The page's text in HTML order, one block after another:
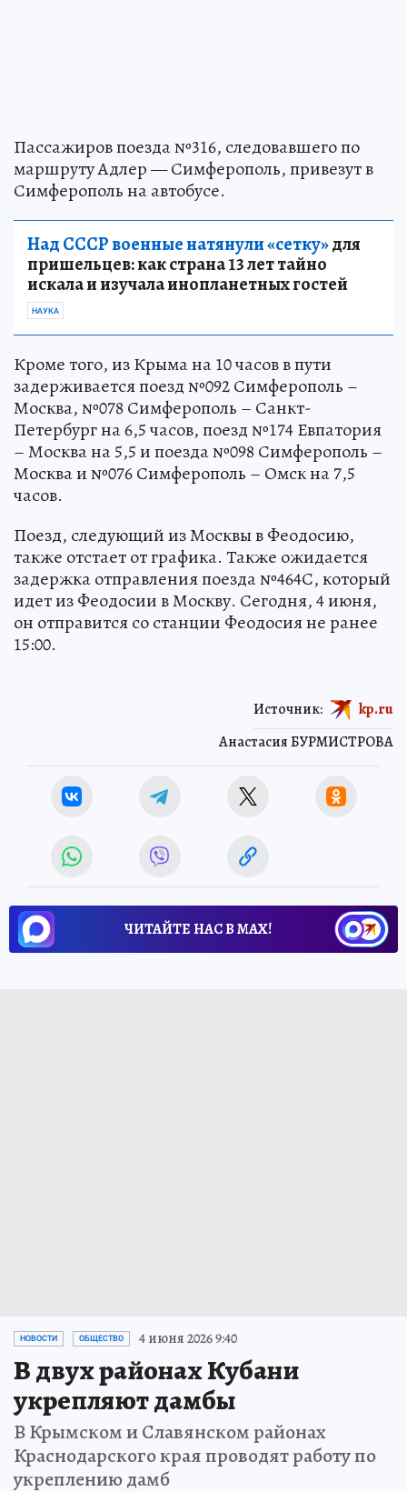
Пассажиров поезда №316, следовавшего по
маршруту Адлер — Симферополь, привезут в
Симферополь на автобусе.
Над СССР военные натянули «сетку»для
пришельцев: как страна 13 лет тайно
искала и изучала инопланетных гостей
НАУКА
Кроме того, из Крыма на 10 часов в пути
задерживается поезд №092 Симферополь –
Москва, №078 Симферополь – Санкт-
Петербург на 6,5 часов, поезд №174 Евпатория
– Москва на 5,5 и поезда №098 Симферополь –
Москва и №076 Симферополь – Омск на 7,5
часов.
Поезд, следующий из Москвы в Феодосию,
также отстает от графика. Также ожидается
задержка отправления поезда №464С, который
идет из Феодосии в Москву. Сегодня, 4 июня,
он отправится со станции Феодосия не ранее
15:00.
Анастасия БУРМИСТРОВА
Источник: kp.ru
ЧИТАЙТЕ НАС В МАХ!
НОВОСТИ ОБЩЕСТВО 4 июня 2026 9:40
В двух районах Кубани
укрепляют дамбы
В Крымском и Славянском районах
Краснодарского края проводят работу по
укреплению дамб